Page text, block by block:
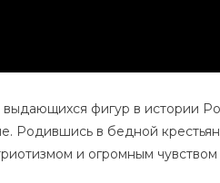
фигур в истории
Родившись в бедной
и огромным чувством